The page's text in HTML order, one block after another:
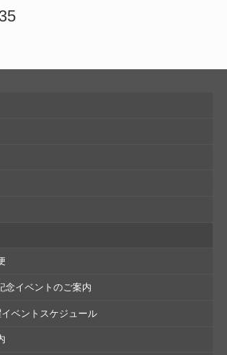
念イベントのご案内
ベントスケジュール